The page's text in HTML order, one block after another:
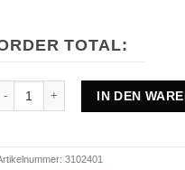
TOTAL:
IN DEN
3102401